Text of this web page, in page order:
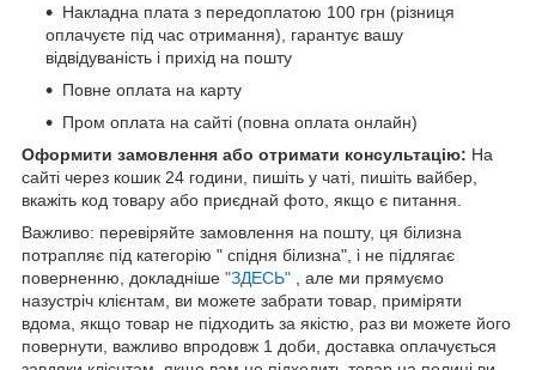
Накладна плата з передоплатою 100 грн (різниця
оплачуєте під час отримання), гарантує вашу
відвідуваність і прихід на пошту
Повне оплата на карту
Пром оплата на сайті (повна оплата онлайн)
Оформити замовлення або отримати консультацію: На
сайті через кошик 24 години, пишіть у чаті, пишіть вайбер,
вкажіть код товару або приєднай фото, якщо є питання.
Важливо: перевіряйте замовлення на пошту, ця білизна
потрапляє під категорію " спідня білизна", і не підлягає
поверненню, докладніше "ЗДЕСЬ" , але ми прямуємо
назустріч клієнтам, ви можете забрати товар, приміряти
вдома, якщо товар не підходить за якістю, раз ви можете його
повернути, важливо впродовж 1 доби, доставка оплачується